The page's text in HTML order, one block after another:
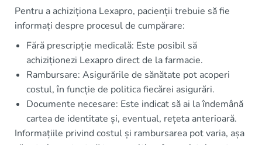
Pentru a achiziționa Lexapro, pacienții trebuie să fie
informați despre procesul de cumpărare:
Fără prescripție medicală: Este posibil să
achiziționezi Lexapro direct de la farmacie.
Rambursare: Asigurările de sănătate pot acoperi
costul, în funcție de politica fiecărei asigurări.
Documente necesare: Este indicat să ai la îndemână
cartea de identitate și, eventual, rețeta anterioară.
Informațiile privind costul și rambursarea pot varia, așa